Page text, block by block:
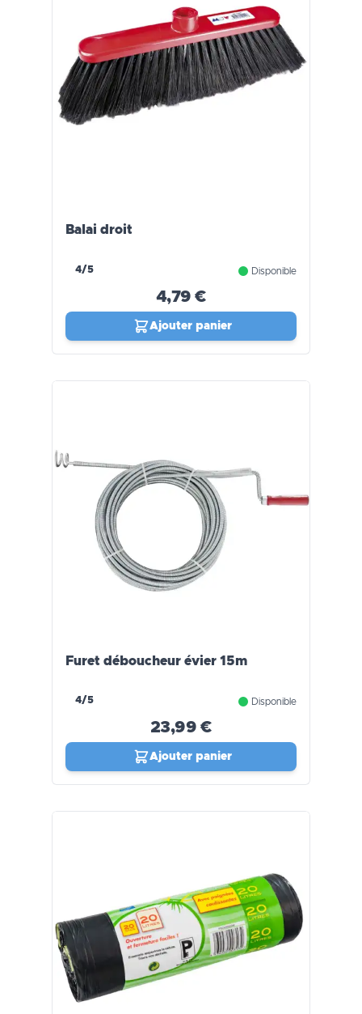
Balai droit
4/5 Disponible
4,79 €
Ajouter panier
Furet déboucheur évier 15m
4/5 Disponible
23,99 €
Ajouter panier